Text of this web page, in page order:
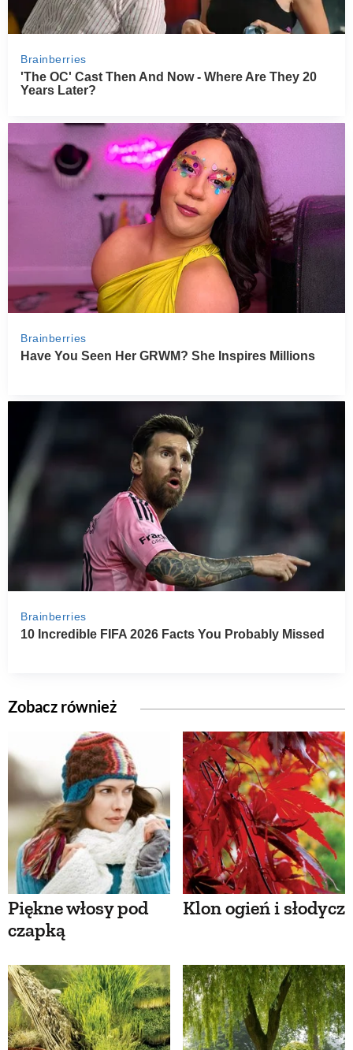
Zobacz również
Piękne włosy pod
czapką
Klon ogień i słodycz
PRZETWORY